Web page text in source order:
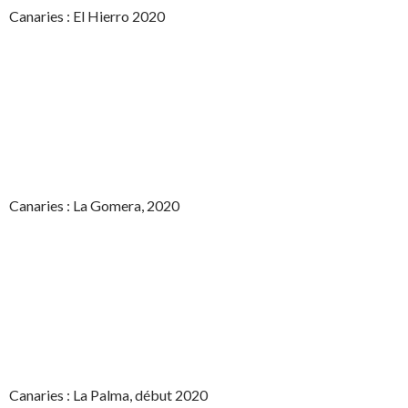
Canaries : El Hierro 2020
Canaries : La Gomera, 2020
Canaries : La Palma, début 2020